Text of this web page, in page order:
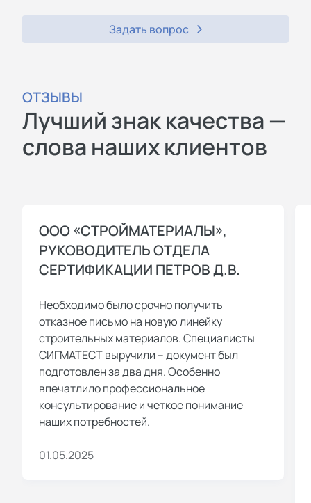
Задать вопрос
ОТЗЫВЫ
Лучший знак качества —
слова наших клиентов
ООО «СТРОЙМАТЕРИАЛЫ»,
РУКОВОДИТЕЛЬ ОТДЕЛА
СЕРТИФИКАЦИИ ПЕТРОВ Д.В.
Необходимо было срочно получить
отказное письмо на новую линейку
строительных материалов. Специалисты
СИГМАТЕСТ выручили – документ был
подготовлен за два дня. Особенно
впечатлило профессиональное
консультирование и четкое понимание
наших потребностей.
01.05.2025